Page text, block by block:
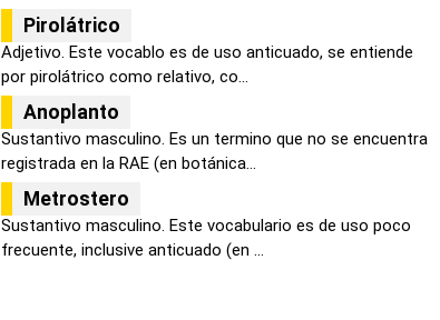
Pirolátrico
Adjetivo. Este vocablo es de uso anticuado, se entiende
por pirolátrico como relativo, co...
Anoplanto
Sustantivo masculino. Es un termino que no se encuentra
registrada en la RAE (en botánica...
Metrostero
Sustantivo masculino. Este vocabulario es de uso poco
frecuente, inclusive anticuado (en ...